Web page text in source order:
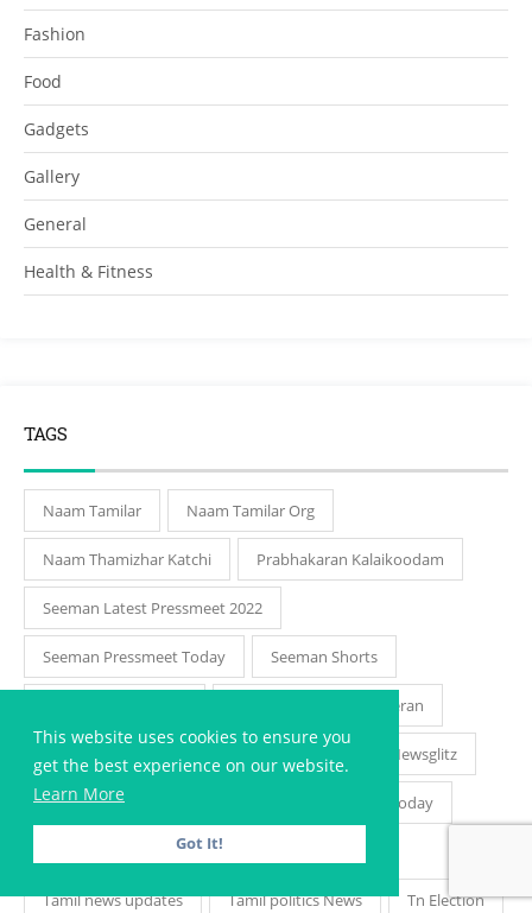
This website uses cookies to ensure you
get the best experience on our website.
Learn More
Got It!
Fashion
Food
Gadgets
Gallery
General
Health & Fitness
TAGS
Naam Tamilar Naam Tamilar Org
Naam Thamizhar Katchi Prabhakaran Kalaikoodam
Seeman Latest Pressmeet 2022
Seeman Pressmeet Today Seeman Shorts
Seeman Speech Nakkeeran
Seeman Speech Neerthirai Seeman Speech Newsglitz
Seeman Speech Tn Politics Seeman Speech Today
Senthamizh Seeman
Tamil news updates Tamil politics News Tn Election